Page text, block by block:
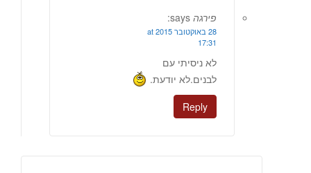
פירגה says:
28 באוקטובר 2015 at
17:31
לא ניסיתי עם
לבנים.לא יודעת.
Reply